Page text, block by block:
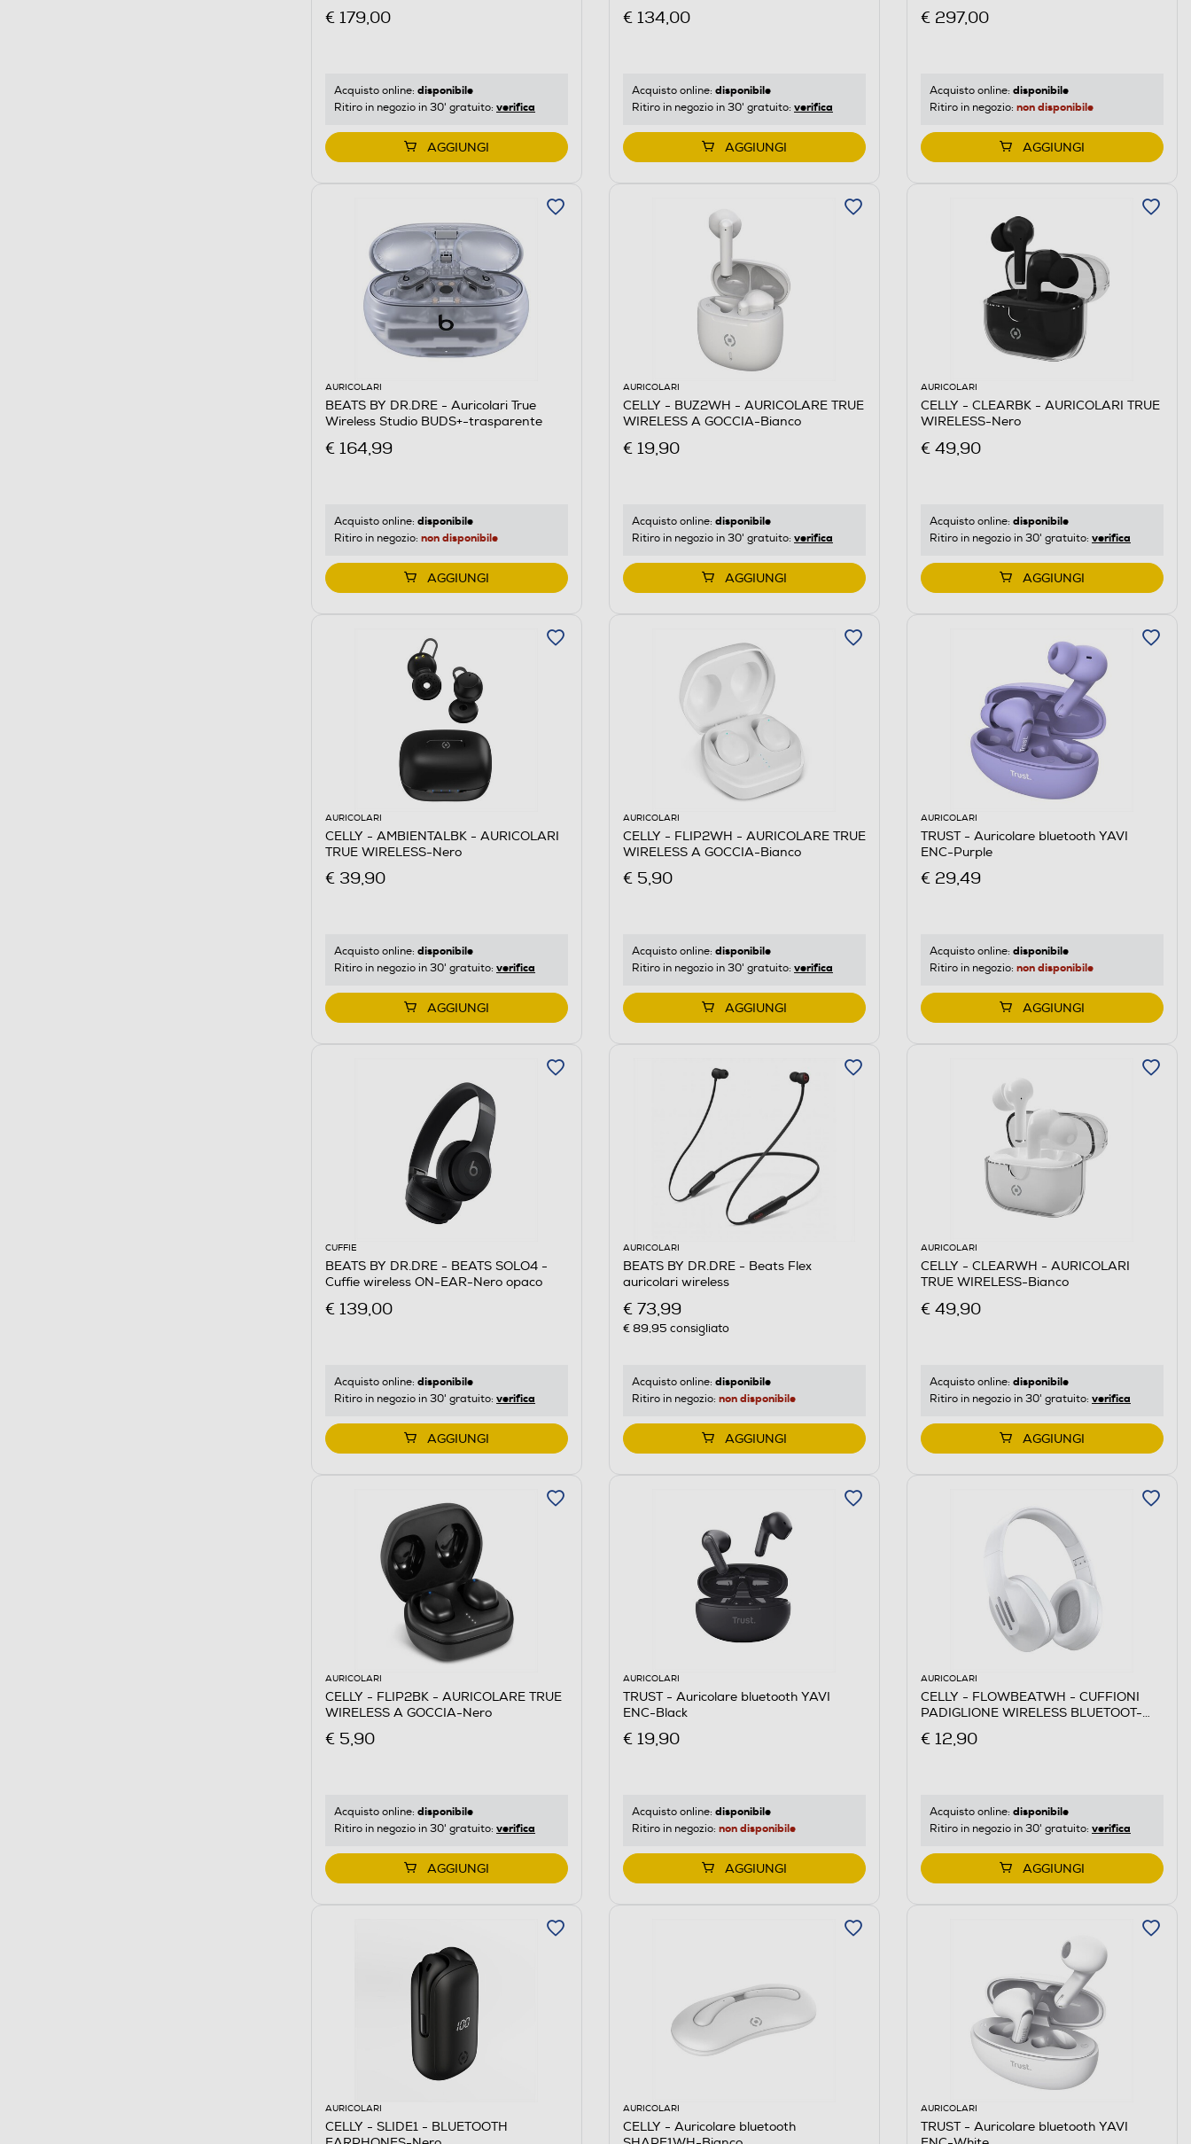
€ 179,00
Acquisto online: disponibile
Ritiro in negozio in 30' gratuito: verifica
AGGIUNGI
€ 134,00
Acquisto online: disponibile
Ritiro in negozio in 30' gratuito: verifica
AGGIUNGI
€ 297,00
Acquisto online: disponibile
Ritiro in negozio: non disponibile
AGGIUNGI
AURICOLARI
BEATS BY DR.DRE - Auricolari True
Wireless Studio BUDS+-trasparente
€ 164,99
Acquisto online: disponibile
Ritiro in negozio: non disponibile
AGGIUNGI
AURICOLARI
CELLY - BUZ2WH - AURICOLARE TRUE
WIRELESS A GOCCIA-Bianco
€ 19,90
Acquisto online: disponibile
Ritiro in negozio in 30' gratuito: verifica
AGGIUNGI
AURICOLARI
CELLY - CLEARBK - AURICOLARI TRUE
WIRELESS-Nero
€ 49,90
Acquisto online: disponibile
Ritiro in negozio in 30' gratuito: verifica
AGGIUNGI
AURICOLARI
CELLY - AMBIENTALBK - AURICOLARI
TRUE WIRELESS-Nero
€ 39,90
Acquisto online: disponibile
Ritiro in negozio in 30' gratuito: verifica
AGGIUNGI
AURICOLARI
CELLY - FLIP2WH - AURICOLARE TRUE
WIRELESS A GOCCIA-Bianco
€ 5,90
Acquisto online: disponibile
Ritiro in negozio in 30' gratuito: verifica
AGGIUNGI
AURICOLARI
TRUST - Auricolare bluetooth YAVI
ENC-Purple
€ 29,49
Acquisto online: disponibile
Ritiro in negozio: non disponibile
AGGIUNGI
CUFFIE
BEATS BY DR.DRE - BEATS SOLO4 -
Cuffie wireless ON-EAR-Nero opaco
€ 139,00
Acquisto online: disponibile
Ritiro in negozio in 30' gratuito: verifica
AGGIUNGI
AURICOLARI
BEATS BY DR.DRE - Beats Flex
auricolari wireless
€ 73,99
€ 89,95 consigliato
Acquisto online: disponibile
Ritiro in negozio: non disponibile
AGGIUNGI
AURICOLARI
CELLY - CLEARWH - AURICOLARI
TRUE WIRELESS-Bianco
€ 49,90
Acquisto online: disponibile
Ritiro in negozio in 30' gratuito: verifica
AGGIUNGI
AURICOLARI
CELLY - FLIP2BK - AURICOLARE TRUE
WIRELESS A GOCCIA-Nero
€ 5,90
Acquisto online: disponibile
Ritiro in negozio in 30' gratuito: verifica
AGGIUNGI
AURICOLARI
TRUST - Auricolare bluetooth YAVI
ENC-Black
€ 19,90
Acquisto online: disponibile
Ritiro in negozio: non disponibile
AGGIUNGI
AURICOLARI
CELLY - FLOWBEATWH - CUFFIONI
PADIGLIONE WIRELESS BLUETOOT-
€ 12,90
Acquisto online: disponibile
Ritiro in negozio in 30' gratuito: verifica
AGGIUNGI
AURICOLARI
CELLY - SLIDE1 - BLUETOOTH
AURICOLARI
CELLY - Auricolare bluetooth
AURICOLARI
TRUST - Auricolare bluetooth YAVI